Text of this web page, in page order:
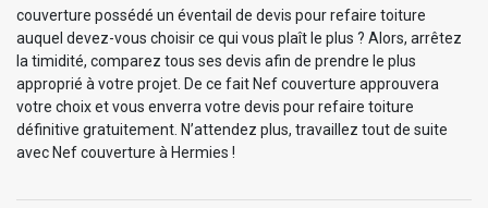
couverture possédé un éventail de devis pour refaire toiture
auquel devez-vous choisir ce qui vous plaît le plus ? Alors, arrêtez
la timidité, comparez tous ses devis afin de prendre le plus
approprié à votre projet. De ce fait Nef couverture approuvera
votre choix et vous enverra votre devis pour refaire toiture
définitive gratuitement. N’attendez plus, travaillez tout de suite
avec Nef couverture à Hermies !